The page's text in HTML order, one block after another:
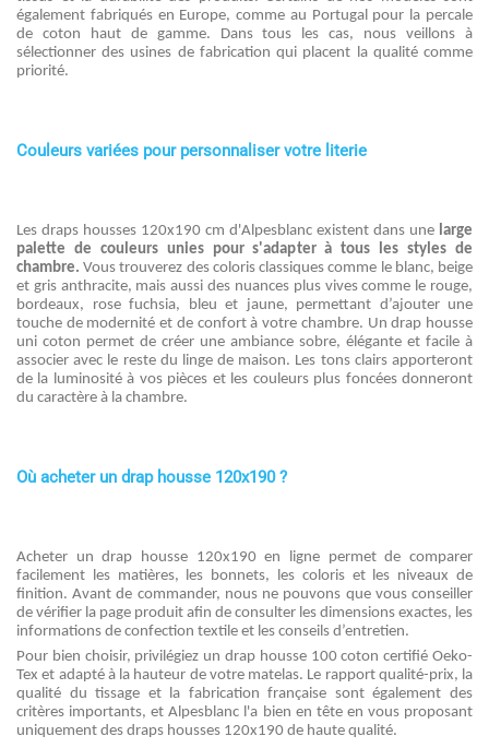
également fabriqués en Europe, comme au Portugal pour la percale
de coton haut de gamme. Dans tous les cas, nous veillons à
sélectionner des usines de fabrication qui placent la qualité comme
priorité.
Couleurs variées pour personnaliser votre literie
Les draps housses 120x190 cm d'Alpesblanc existent dans une large
palette de couleurs unies pour s'adapter à tous les styles de
chambre. Vous trouverez des coloris classiques comme le blanc, beige
et gris anthracite, mais aussi des nuances plus vives comme le rouge,
bordeaux, rose fuchsia, bleu et jaune, permettant d’ajouter une
touche de modernité et de confort à votre chambre. Un drap housse
uni coton permet de créer une ambiance sobre, élégante et facile à
associer avec le reste du linge de maison. Les tons clairs apporteront
de la luminosité à vos pièces et les couleurs plus foncées donneront
du caractère à la chambre.
Où acheter un drap housse 120x190 ?
Acheter un drap housse 120x190 en ligne permet de comparer
facilement les matières, les bonnets, les coloris et les niveaux de
finition. Avant de commander, nous ne pouvons que vous conseiller
de vérifier la page produit afin de consulter les dimensions exactes, les
informations de confection textile et les conseils d’entretien.
Pour bien choisir, privilégiez un drap housse 100 coton certifié Oeko-
Tex et adapté à la hauteur de votre matelas. Le rapport qualité-prix, la
qualité du tissage et la fabrication française sont également des
critères importants, et Alpesblanc l'a bien en tête en vous proposant
uniquement des draps housses 120x190 de haute qualité.